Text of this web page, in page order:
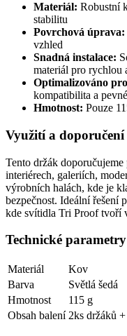
Materiál: Robustní
stabilitu
Povrchová úprava:
vzhled
Snadná instalace:
materiál pro rychlou
Optimalizováno
kompatibilita a
Hmotnost: Pouze
Využití a
Tento držák
interiérech, galeriích,
výrobních halách, kde je
bezpečnost. Ideální řešení
kde svítidla Tri Proof tvoří
Technické parametry
Materiál
Kov
Barva
Světlá šedá
Hmotnost
115 g
Obsah balení 2ks držáků